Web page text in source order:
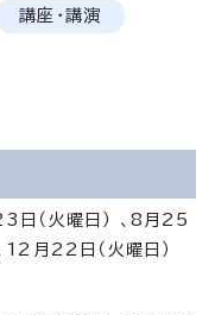
講座・講演
（火曜日） 、8月25
12月22日（火曜日）